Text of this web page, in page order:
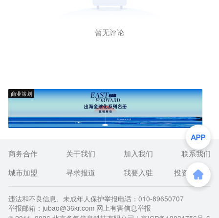
暂无评论
商业策划
商务合作 关于我们 加入我们
联系我们
城市加盟
寻求报道 我要入驻 投资者关系
违法和不良信息、未成年人保护举报电话：010-89650707
举报邮箱：jubao@36kr.com 网上有害信息举报